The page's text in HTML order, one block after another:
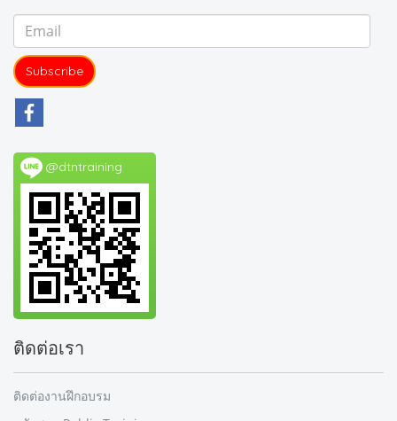
Subscribe
@dtntraining
ติดต่อเรา
ติดต่องานฝึกอบรม